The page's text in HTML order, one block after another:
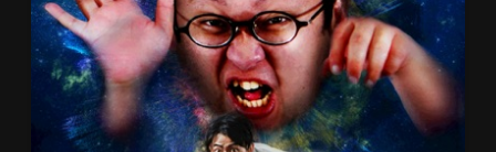
پادکست
ها
ورود/